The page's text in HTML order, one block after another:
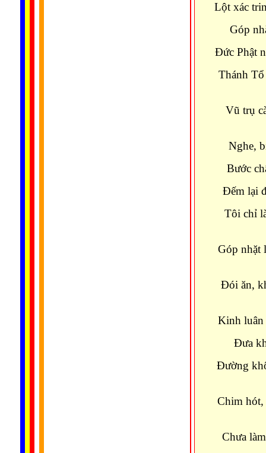
Lột xác
Góp
Đức Phật
Thánh
Vũ trụ
Nghe,
Bước
Đếm lại
Tôi chỉ
Góp nhặt
Đói ăn,
Kinh luân
Đưa
Đường
Chim hót,
Chưa